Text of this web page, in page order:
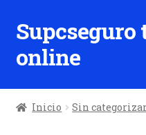
Ir
a
la
Ir
al
contenido
Supcseguro
online
Inicio Sin